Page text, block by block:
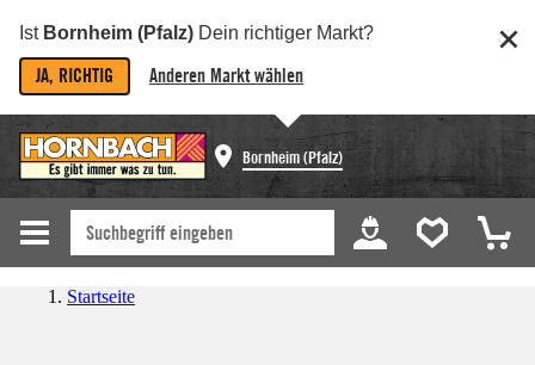
Ist Bornheim (Pfalz) Dein richtiger Markt?
JA, RICHTIG Anderen Markt wählen
Bornheim (Pfalz)
Startseite